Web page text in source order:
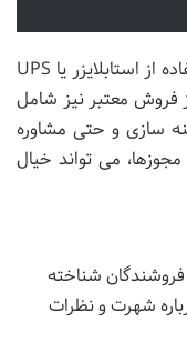
برای محافظت از پاور و دستگاه خود، استفاده از استابلایزر یا UPS
فروش معتبر نیز شامل
سازی و حتی مشاوره
می تواند خیال
شناخته
شهرت و نظرات